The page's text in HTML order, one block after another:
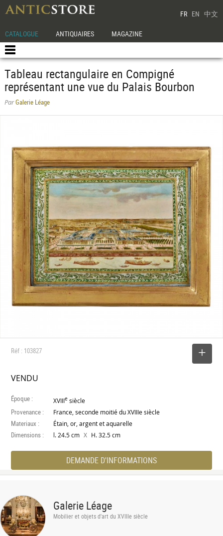
FR EN 中文
CATALOGUE ANTIQUAIRES MAGAZINE
Tableau rectangulaire en Compigné
représentant une vue du Palais Bourbon
ParGalerie Léage
Réf : 103827
VENDU
Époque : XVIIIe siècle
Provenance : France, seconde moitié du XVIIIe siècle
Materiaux : Étain, or, argent et aquarelle
Dimensions : l. 24.5 cm X H. 32.5 cm
DEMANDE D'INFORMATIONS
Galerie Léage
Mobilier et objets d'art du XVIIIe siècle